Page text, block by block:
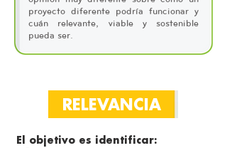
proyecto diferente podría funcionar y
cuán relevante, viable y sostenible
pueda ser.
RELEVANCIA
El objetivo es identificar: